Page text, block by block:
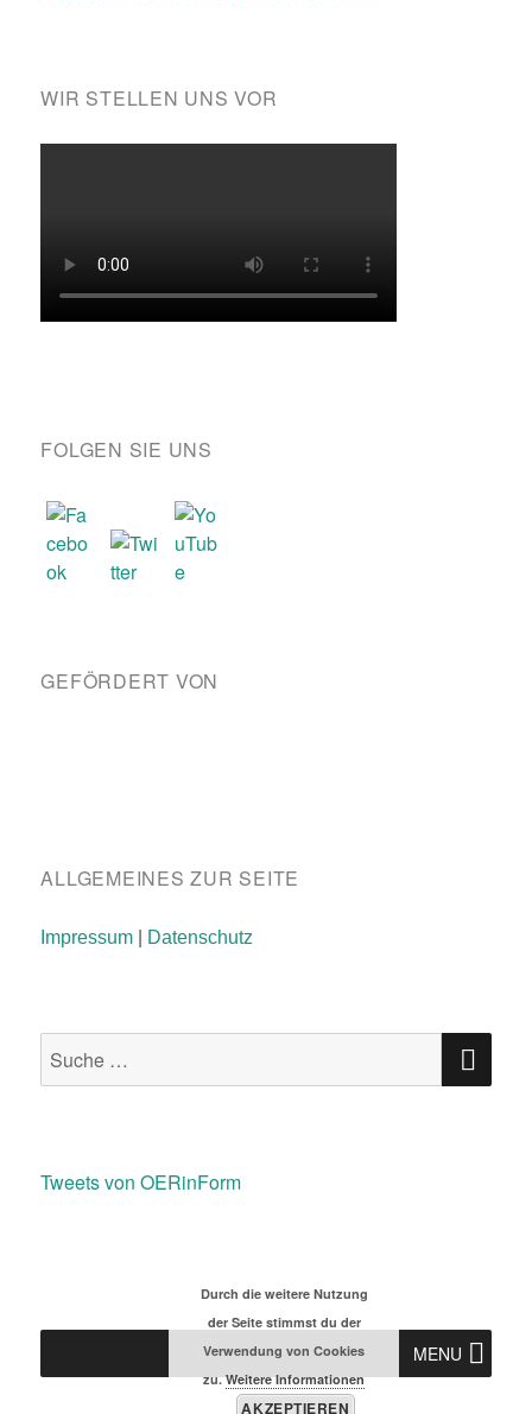
WIR STELLEN UNS VOR
FOLGEN SIE UNS
GEFÖRDERT VON
ALLGEMEINES ZUR SEITE
Impressum Datenschutz
nach:
Tweets von OERinForm
MENU
Durch die weitere Nutzung
der Seite stimmst du der
Verwendung von Cookies
zu.Weitere Informationen
AKZEPTIEREN